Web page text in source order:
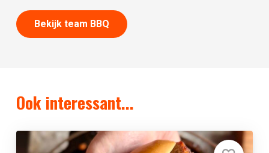
Bekijk team BBQ
Ook interessant...